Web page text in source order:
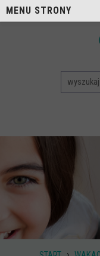
MENU STRONY
Nasi Eksperci
Aktualności
Projekty
Aktualne
Zrealizowane
Biblioteka
Poradniki i